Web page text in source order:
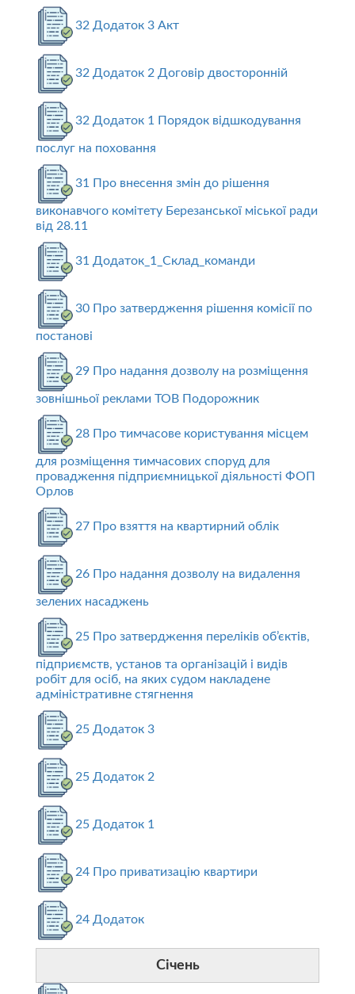
32 Додаток 3 Акт
32 Додаток 2 Договір двосторонній
32 Додаток 1 Порядок відшкодування
послуг на поховання
31 Про внесення змін до рішення
виконавчого комітету Березанської міської ради
від 28.11
31 Додаток_1_Склад_команди
30 Про затвердження рішення комісії по
постанові
29 Про надання дозволу на розміщення
зовнішньої реклами ТОВ Подорожник
28 Про тимчасове користування місцем
для розміщення тимчасових споруд для
провадження підприємницької діяльності ФОП
Орлов
27 Про взяття на квартирний облік
26 Про надання дозволу на видалення
зелених насаджень
25 Про затвердження переліків об’єктів,
підприємств, установ та організацій і видів
робіт для осіб, на яких судом накладене
адміністративне стягнення
25 Додаток 3
25 Додаток 2
25 Додаток 1
24 Про приватизацію квартири
24 Додаток
Січень